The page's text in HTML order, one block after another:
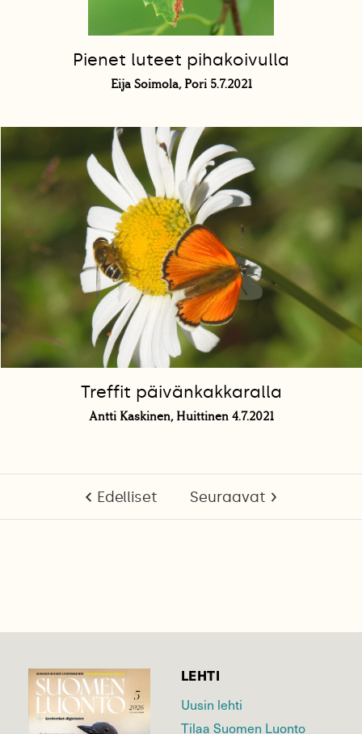
Pienet luteet pihakoivulla
Eija Soimola, Pori 5.7.2021
Treffit päivänkakkaralla
Antti Kaskinen, Huittinen 4.7.2021
Edelliset Seuraavat
LEHTI
Uusin lehti
Tilaa Suomen Luonto